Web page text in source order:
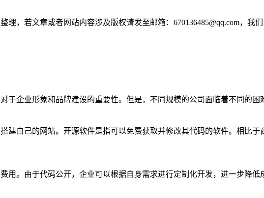
理，若文章或者网站内容涉及版权请发至邮箱：670136485@qq.com，我
于企业形象和品牌建设的重要性。但是，不同规模的公司面临着不同的
建自己的网站。开源软件是指可以免费获取并修改其代码的软件。相比
用。由于代码公开，企业可以根据自身需求进行定制化开发，进一步降低